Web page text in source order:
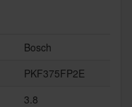
Bosch
PKF375FP2E
3.8